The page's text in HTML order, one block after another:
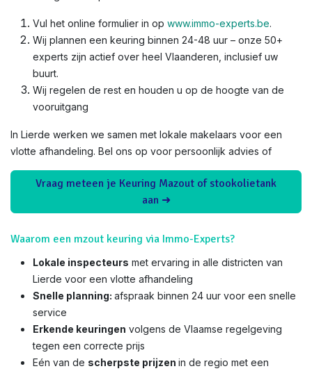
Vul het online formulier in op www.immo-experts.be.
Wij plannen een keuring binnen 24-48 uur – onze 50+
experts zijn actief over heel Vlaanderen, inclusief uw
buurt.
Wij regelen de rest en houden u op de hoogte van de
vooruitgang
In Lierde werken we samen met lokale makelaars voor een
vlotte afhandeling. Bel ons op voor persoonlijk advies of
Vraag meteen je Keuring Mazout of stookolietank
aan ➜
Waarom een mzout keuring via Immo-Experts?
Lokale inspecteurs met ervaring in alle districten van
Lierde voor een vlotte afhandeling
Snelle planning: afspraak binnen 24 uur voor een snelle
service
Erkende keuringen volgens de Vlaamse regelgeving
tegen een correcte prijs
Eén van de scherpste prijzen in de regio met een